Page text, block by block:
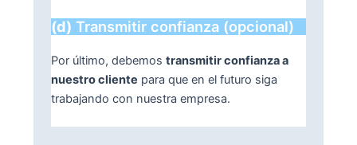
(d) Transmitir confianza (opcional)
Por último, debemos transmitir confianza a
nuestro cliente para que en el futuro siga
trabajando con nuestra empresa.